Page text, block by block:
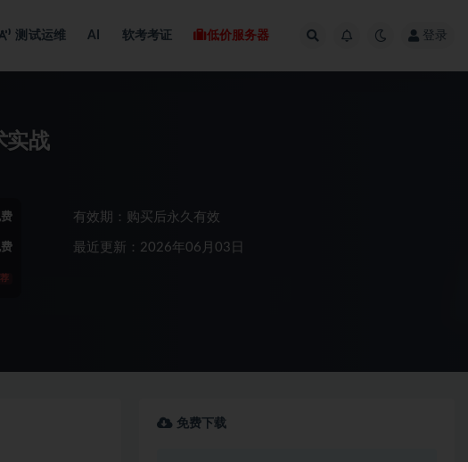
测试运维 AI 软考考证 低价服务器 登录
实战
有效期：购买后永久有效
最近更新：2026年06月03日
免费下载